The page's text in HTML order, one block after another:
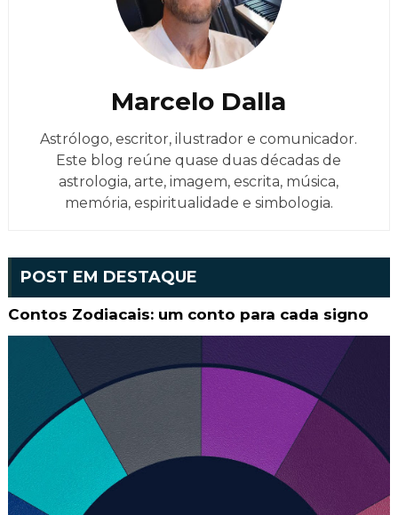
Marcelo Dalla
Astrólogo, escritor, ilustrador e comunicador.
Este blog reúne quase duas décadas de
astrologia, arte, imagem, escrita, música,
memória, espiritualidade e simbologia.
POST EM DESTAQUE
Contos Zodiacais: um conto para cada signo